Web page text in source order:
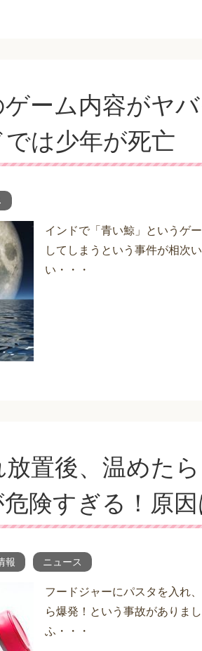
ゲーム内容がヤ
では少年が死亡
インドで「青い鯨」というゲ
してしまうという事件が相次
い・・・
放置後、温めた
険すぎる！原因
報 ニュース
フードジャーにパスタを入れ
ら爆発！という事故がありま
ふ・・・